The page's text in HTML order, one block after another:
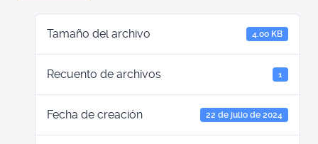
Tamaño del archivo 4.00 KB
Recuento de archivos 1
Fecha de creación 22 de julio de 2024